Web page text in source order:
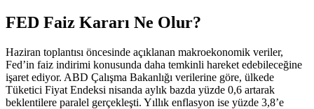
FED Faiz Kararı Ne Olur?
Haziran toplantısı öncesinde açıklanan makroekonomik veriler,
Fed’in faiz indirimi konusunda daha temkinli hareket edebileceğine
işaret ediyor. ABD Çalışma Bakanlığı verilerine göre, ülkede
Tüketici Fiyat Endeksi nisanda aylık bazda yüzde 0,6 artarak
beklentilere paralel gerçekleşti. Yıllık enflasyon ise yüzde 3,8’e